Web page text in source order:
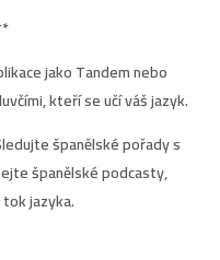
jako Tandem nebo
kteří se učí váš jazyk.
španělské pořady s
španělské podcasty,
jazyka.